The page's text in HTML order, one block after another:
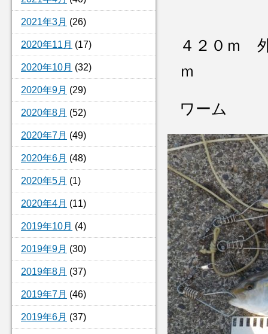
2021年3月 (26)
2020年11月 (17)
2020年10月 (32)
2020年9月 (29)
2020年8月 (52)
2020年7月 (49)
2020年6月 (48)
2020年5月 (1)
2020年4月 (11)
2019年10月 (4)
2019年9月 (30)
2019年8月 (37)
2019年7月 (46)
2019年6月 (37)
４２０ｍ
ｍ
ワーム